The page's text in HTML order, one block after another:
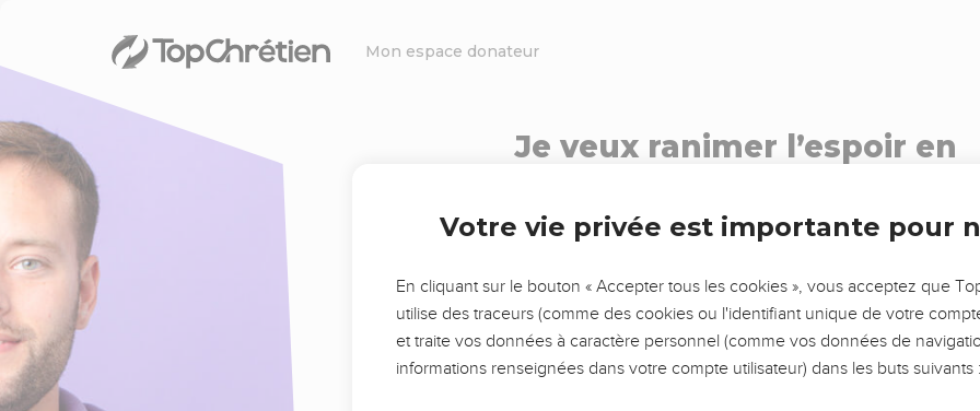
Mon espace donateur
Je veux ranimer l’espoir en
Jeanne Tritsch - Vauclair
Ponctuel Mensuel
Votre vie privée est importante pour
En cliquant sur le bouton « Accepter tous les cookies », vous acceptez que
utilise des traceurs (comme des cookies ou l'identifiant unique de votre
et traite vos données à caractère personnel (comme vos données de
informations renseignées dans votre compte utilisateur) dans les buts suivants